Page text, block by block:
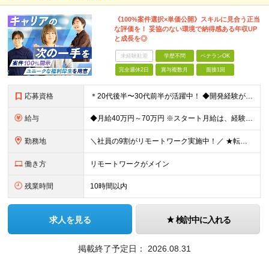
《100%案件選択×単価公開》スキルに見合う正当
な評価を！ 妥協のない環境で納得感ある年収UP
と成長を◎
未経験歓迎 学歴不問 ベテランOK
完全週休2日 賞与複数月 面接1回
応募資格 ＊20代後半〜30代前半が活躍中！ ◆開発経験が3年以上ある方（Web・オープン系システム等） ◆学歴不問 ★Java(Spring、Spring Boot)、Python(Django)、 Re
給与 ◆月給40万円～70万円 ※スタート月給は、経験・能力・前職の給与等を考慮の上で決定いたします。 ※上記金額には残業の有無に関わらず、 月30時間分の固定残業代（7万6,000円～13万3,000円
勤務地 ＼社員の9割がリモートワーク実施中！／ ★転勤ナシ！ ★UIターン歓迎！ 関東、関西、東海、九州・中国エリアの各プロジェクト先から希望を優先して決定。 ※リモート案件も多数あり！ ◆関東エリア
働き方 リモートワークがメイン
残業時間 10時間以内
求人を見る 検討中に入れる
掲載終了予定日： 2026.08.31